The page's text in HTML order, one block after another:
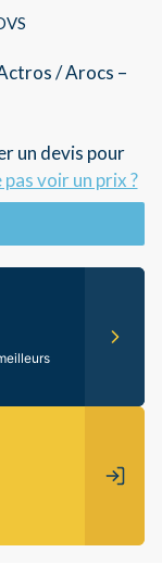
/ Arocs –
un devis pour
voir un prix ?